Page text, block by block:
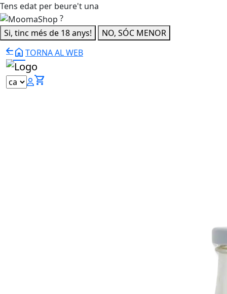
Tens edat per beure't una
?
Si, tinc més de 18 anys!
NO, SÓC MENOR
home TORNA AL WEB
shopping_cart